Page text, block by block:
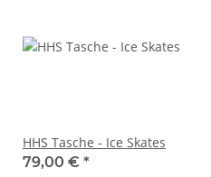
HHS Tasche - Ice Skates
79,00 € *